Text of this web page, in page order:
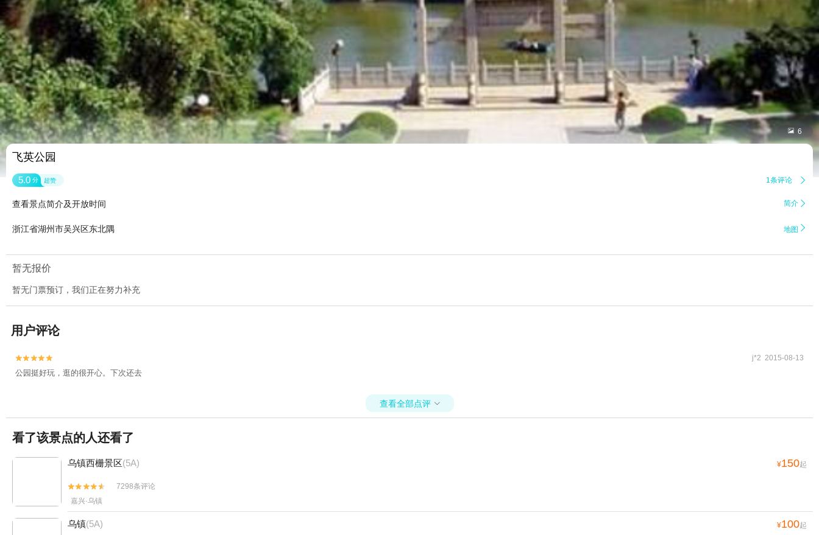
 6
飞英公园
5.0 分 超赞 1条评论 
查看景点简介及开放时间 简介 
浙江省湖州市吴兴区东北隅 地图 
暂无报价
暂无门票预订，我们正在努力补充
用户评论

 j*2 2015-08-13
公园挺好玩，逛的很开心。下次还去
查看全部点评 
看了该景点的人还看了
乌镇西栅景区(5A) ¥150起


7298条评论
嘉兴·乌镇
乌镇(5A) ¥100起